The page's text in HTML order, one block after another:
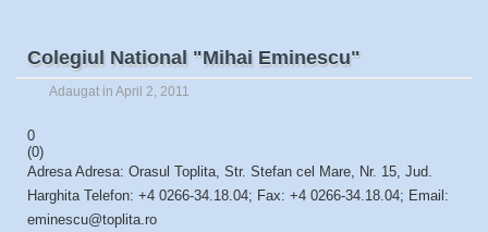
Colegiul National "Mihai Eminescu"
Adaugat in April 2, 2011
0
(0)
Adresa Adresa: Orasul Toplita, Str. Stefan cel Mare, Nr. 15, Jud.
Harghita Telefon: +4 0266-34.18.04; Fax: +4 0266-34.18.04; Email:
eminescu@toplita.ro